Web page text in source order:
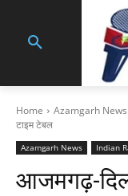
Home Azamgarh News
टाइम टेबल
Azamgarh News Indian
आजमगढ़-